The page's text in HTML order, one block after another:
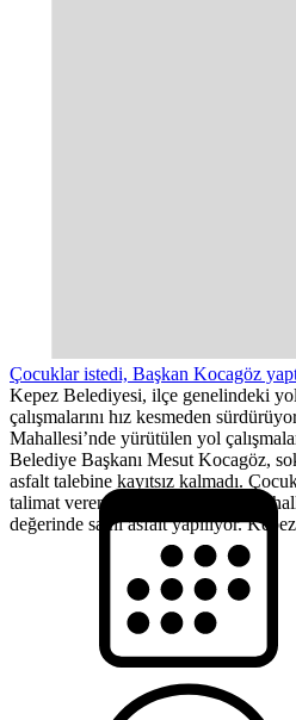
Çocuklar istedi, Başkan Kocagöz
Kepez Belediyesi, ilçe genelindeki
çalışmalarını hız kesmeden
Mahallesi’nde yürütülen yol
Belediye Başkanı Mesut Kocagöz,
asfalt talebine kayıtsız kalmadı.
talimat veren Başkan Kocagöz,
değerinde sathi asfalt yapılıyor.